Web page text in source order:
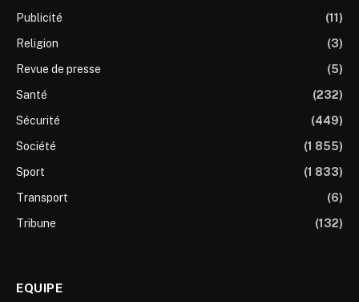
Publicité
(11)
Religion
(3)
Revue de presse
(5)
Santé
(232)
Sécurité
(449)
Société
(1 855)
Sport
(1 833)
Transport
(6)
Tribune
(132)
EQUIPE